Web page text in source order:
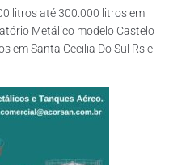
litros até 300.000 litros em
Metálico modelo Castelo
em Santa Cecilia Do Sul Rs e